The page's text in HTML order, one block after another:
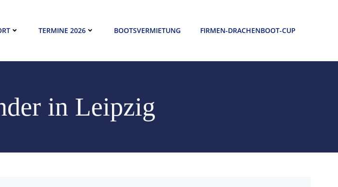
TERMINE 2026 BOOTSVERMIETUNG FIRMEN-DRACHENBOOT-CUP
in Leipzig